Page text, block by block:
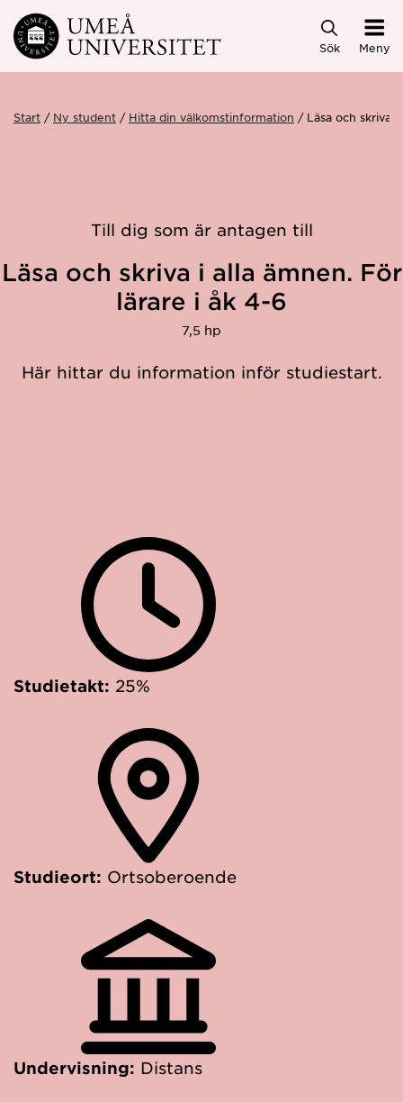
Hoppa direkt till innehållet
Sök Meny
Start Ny student Hitta din välkomstinformation Läsa och skriva
Till dig som är antagen till
Läsa och skriva i alla ämnen. För
lärare i åk 4-6
7,5 hp
Här hittar du information inför studiestart.
Studietakt: 25%
Studieort: Ortsoberoende
Undervisning: Distans